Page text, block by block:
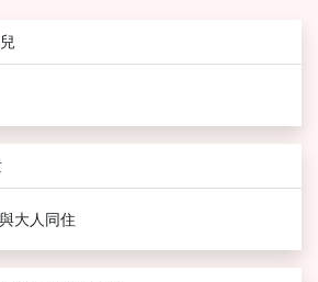
大人同住